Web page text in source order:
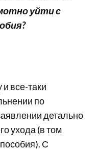
уйти с
все-таки
по
детально
ухода (в том
С